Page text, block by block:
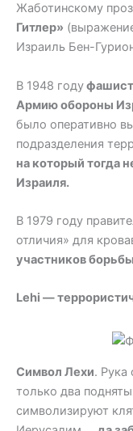
Жаботинскому
Гитлер»
Израиль Бен-
В 1948 году
Армию обороны
было оперативно
подразделения
на который тогда
Израиля.
В 1979 году
отличия» для
участников
Lehi —
Символ Лехи. Рука
только два
символизируют